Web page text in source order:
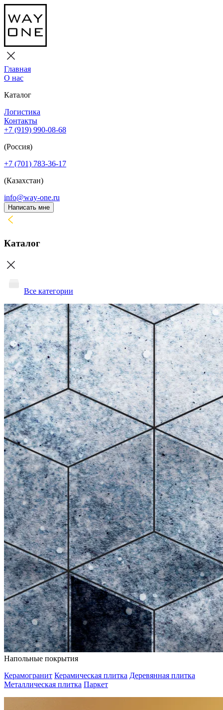
Главная
О нас
Каталог
Логистика
Контакты
+7 (919) 990-08-68
(Россия)
+7 (701) 783-36-17
(Казахстан)
info@way-one.ru
Написать мне
Каталог
Все категории
Напольные покрытия
Керамогранит Керамическая плитка Деревянная плитка
Металлическая плитка Паркет